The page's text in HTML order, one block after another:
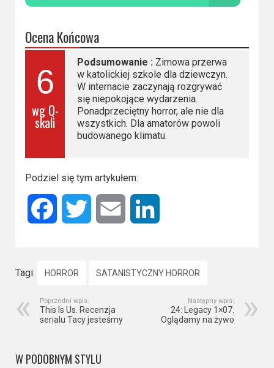
Ocena Końcowa
6
wg Q-
skali
Podsumowanie : Zimowa przerwa
w katolickiej szkole dla dziewczyn.
W internacie zaczynają rozgrywać
się niepokojące wydarzenia.
Ponadprzeciętny horror, ale nie dla
wszystkich. Dla amatorów powoli
budowanego klimatu.
Podziel się tym artykułem:
Facebook Twitter Email
Tagi: HORROR SATANISTYCZNY HORROR
Poprzedni wpis:
This Is Us. Recenzja
serialu Tacy jesteśmy
Następny wpis:
24: Legacy 1×07.
Oglądamy na żywo
W PODOBNYM STYLU